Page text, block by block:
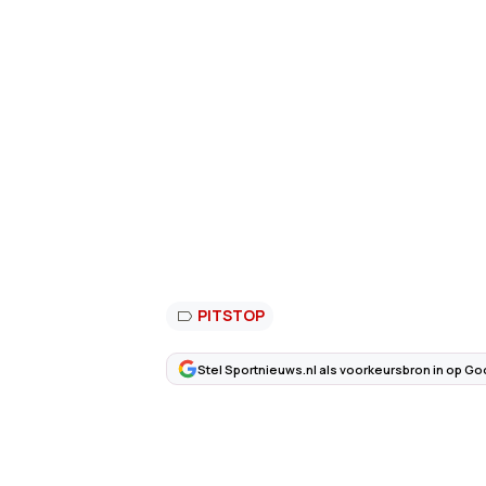
PITSTOP
Stel Sportnieuws.nl als voorkeursbron in op